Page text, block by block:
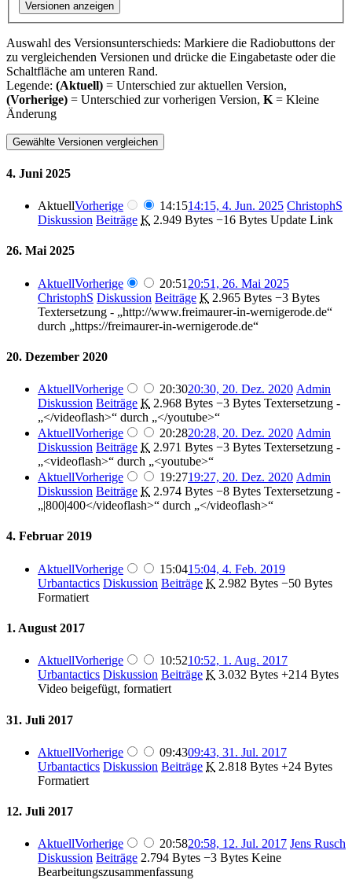
Versionen anzeigen
Auswahl des Versionsunterschieds: Markiere die Radiobuttons der
zu vergleichenden Versionen und drücke die Eingabetaste oder die
Schaltfläche am unteren Rand.
Legende: (Aktuell) = Unterschied zur aktuellen Version,
(Vorherige) = Unterschied zur vorherigen Version, K = Kleine
Änderung
4. Juni 2025
AktuellVorherige 14:1514:15, 4. Jun. 2025 ChristophS
Diskussion Beiträge K 2.949 Bytes −16 Bytes Update Link
26. Mai 2025
AktuellVorherige 20:51 20:51, 26. Mai 2025
ChristophS Diskussion Beiträge K 2.965 Bytes −3 Bytes
Textersetzung - „http://www.freimaurer-in-wernigerode.de“
durch „https://freimaurer-in-wernigerode.de“
20. Dezember 2020
AktuellVorherige 20:3020:30, 20. Dez. 2020 Admin
Diskussion Beiträge K 2.968 Bytes −3 Bytes Textersetzung -
„</videoflash>“ durch „</youtube>“
AktuellVorherige 20:2820:28, 20. Dez. 2020 Admin
Diskussion Beiträge K 2.971 Bytes −3 Bytes Textersetzung -
„<videoflash>“ durch „<youtube>“
AktuellVorherige 19:2719:27, 20. Dez. 2020 Admin
Diskussion Beiträge K 2.974 Bytes −8 Bytes Textersetzung -
„|800|400</videoflash>“ durch „</videoflash>“
4. Februar 2019
AktuellVorherige 15:0415:04, 4. Feb. 2019
Urbantactics Diskussion Beiträge K 2.982 Bytes −50 Bytes
Formatiert
1. August 2017
AktuellVorherige 10:5210:52, 1. Aug. 2017
Urbantactics Diskussion Beiträge K 3.032 Bytes +214 Bytes
Video beigefügt, formatiert
31. Juli 2017
AktuellVorherige 09:4309:43, 31. Jul. 2017
Urbantactics Diskussion Beiträge K 2.818 Bytes +24 Bytes
Formatiert
12. Juli 2017
AktuellVorherige 20:5820:58, 12. Jul. 2017 Jens Rusch
Diskussion Beiträge 2.794 Bytes −3 Bytes Keine
Bearbeitungszusammenfassung